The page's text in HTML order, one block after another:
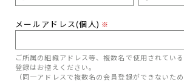
メールアドレス(個人) ※
ご所属の組織アドレス等、複数名で使用されてい
登録はお控えください。
（同一アドレスで複数名の会員登録ができないため